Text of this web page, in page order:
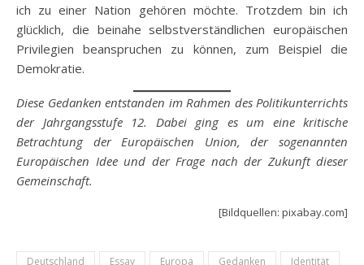
ich zu einer Nation gehören möchte. Trotzdem bin ich
glücklich, die beinahe selbstverständlichen europäischen
Privilegien beanspruchen zu können, zum Beispiel die
Demokratie.
Diese Gedanken entstanden im Rahmen des Politikunterrichts
der Jahrgangsstufe 12. Dabei ging es um eine kritische
Betrachtung der Europäischen Union, der sogenannten
Europäischen Idee und der Frage nach der Zukunft dieser
Gemeinschaft.
[Bildquellen: pixabay.com]
Deutschland Essay Europa Gedanken Identität